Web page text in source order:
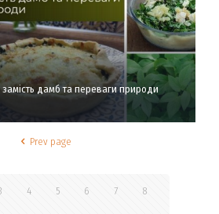
замість дамб та переваги природи
Prev page
4 5 6 7 8